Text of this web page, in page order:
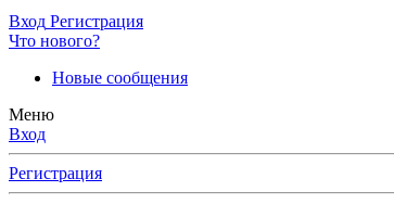
Вход Регистрация
Что нового?
Новые сообщения
Меню
Вход
Регистрация